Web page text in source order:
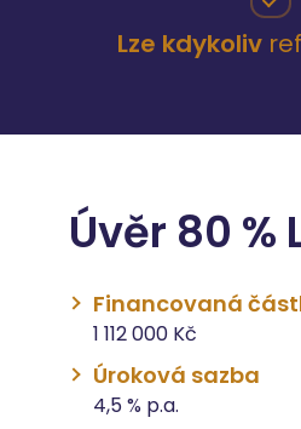
Lze kdykoliv
Úvěr 80 %
Financovaná
1 112 000 Kč
Úroková sazba
4,5 % p.a.